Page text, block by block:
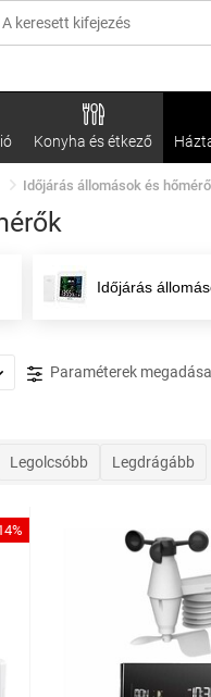
Konyha és étkező
Időjárás állomások és
Időjárás
Paraméterek megadása
Legolcsóbb Legdrágább